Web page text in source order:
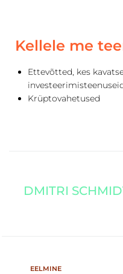
Kellele me
Ettevõtted, kes
Krüptovahetused
DMITRI
EELMINE